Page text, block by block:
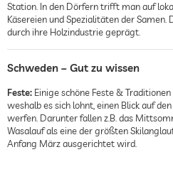
Station. In den Dörfern trifft man auf
Käsereien und Spezialitäten der Samen.
durch ihre Holzindustrie geprägt.
Schweden – Gut zu wissen
Feste: Einige schöne Feste &
weshalb es sich lohnt, einen Blick auf
werfen. Darunter fallen z.B. das
Wasalauf als eine der größten
Anfang März ausgerichtet wird.